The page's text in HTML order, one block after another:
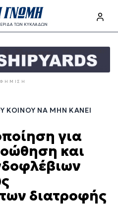
ΤΩΝ ΚΥΚΛΑΔΩΝ
ΚΟΙΝΟΎ ΝΑ ΜΗΝ ΚΆΝΕΙ
για
και
διατροφής